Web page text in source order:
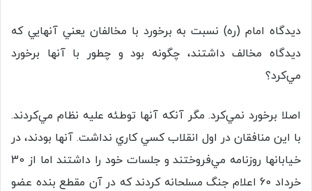
ديدگاه امام (ره) نسبت به برخورد با مخالفان يعني آنهايي كه
ديدگاه مخالف داشتند، چگونه بود و چطور با آنها برخورد
مي‌كرد؟
اصلا برخورد نمي‌كرد. مگر آنكه آنها توطئه عليه نظام مي‌كردند.
با اين منافقان در اول انقلاب كسي كاري نداشت. آنها بودند، در
خيابانها روزنامه مي‌فروختند و جلسات خود را داشتند اما از 30
خرداد 60 اعلام جنگ مسلحانه كردند كه در آن مقطع بنده عضو